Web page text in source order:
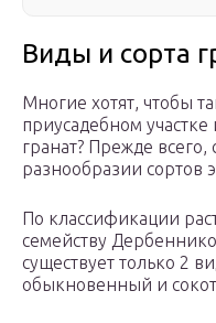
Виды и сорта
Многие хотят, чтобы
приусадебном
гранат? Прежде всего,
разнообразии сортов
По классификации
семейству
существует только 2
обыкновенный и